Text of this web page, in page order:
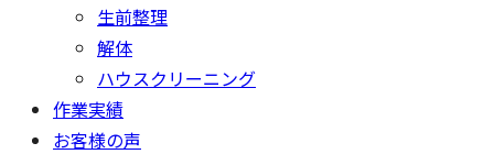
生前整理
解体
ハウスクリーニング
作業実績
お客様の声